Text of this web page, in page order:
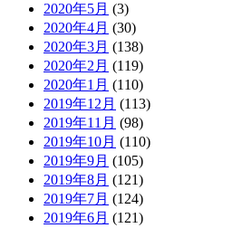
2020年5月 (3)
2020年4月 (30)
2020年3月 (138)
2020年2月 (119)
2020年1月 (110)
2019年12月 (113)
2019年11月 (98)
2019年10月 (110)
2019年9月 (105)
2019年8月 (121)
2019年7月 (124)
2019年6月 (121)